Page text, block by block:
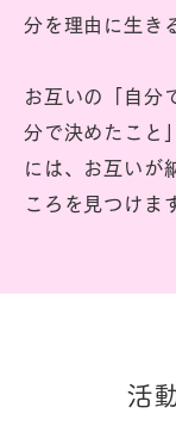
分を理由に生き
お互いの「自分
分で決めたこと
には、お互いが
ころを見つけま
活